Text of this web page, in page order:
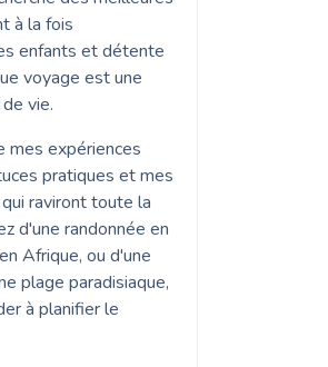
à la fois
enfants et détente
voyage est une
vie.
mes expériences
pratiques et mes
raviront toute la
d'une randonnée en
Afrique, ou d'une
plage paradisiaque,
à planifier le